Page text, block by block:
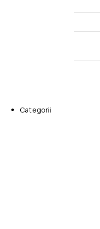
Categorii